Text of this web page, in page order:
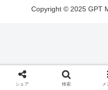
Copyright © 2025 GPT
シェア 検索 メ